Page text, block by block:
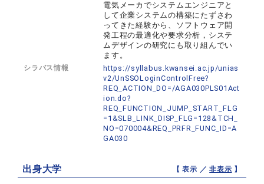
電気メーカでシステムエンジニアと
して企業システムの構築にたずさわ
ってきた経験から、ソフトウェア開
発工程の最適化や要求分析，システ
ムデザインの研究にも取り組んでい
ます。
シラバス情報
https://syllabus.kwansei.ac.jp/unias
v2/UnSSOLoginControlFree?
REQ_ACTION_DO=/AGA030PLS01Act
ion.do?
REQ_FUNCTION_JUMP_START_FLG
=1&SLB_LINK_DISP_FLG=128&TCH_
NO=070004&REQ_PRFR_FUNC_ID=A
GA030
出身大学 【 表示 ／非表示 】